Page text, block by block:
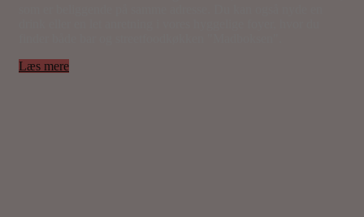
Læs mere